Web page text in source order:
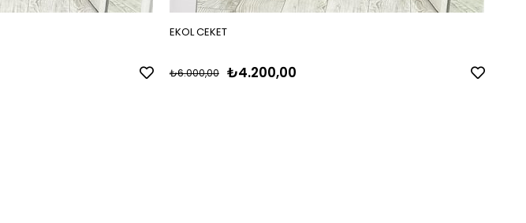
EKOL CEKET
₺4.200,00
₺6.000,00